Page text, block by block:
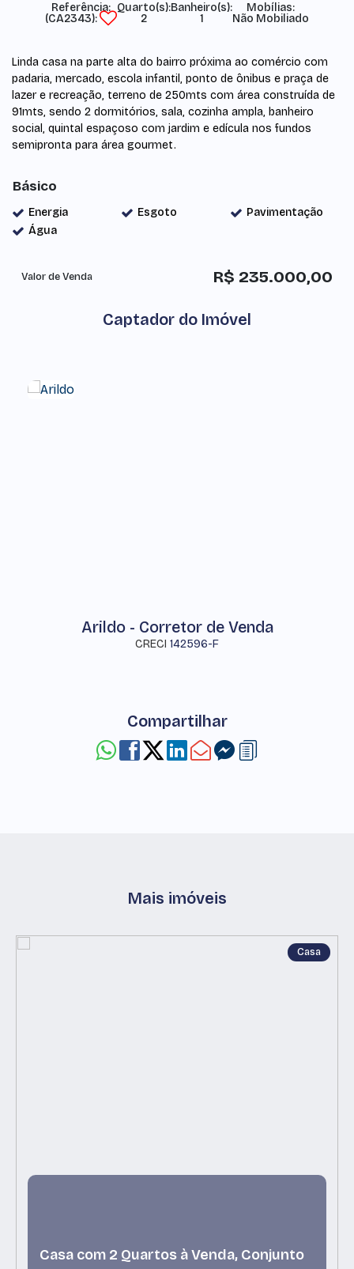
Referência:
(CA2343)
2 1
Mobílias:
Não Mobiliado
Linda casa na parte alta do bairro próxima ao comércio com
padaria, mercado, escola infantil, ponto de ônibus e praça de
lazer e recreação, terreno de 250mts com área construída de
91mts, sendo 2 dormitórios, sala, cozinha ampla, banheiro
social, quintal espaçoso com jardim e edícula nos fundos
semipronta para área gourmet.
Básico
Energia Esgoto
Pavimentação
Água
R$ 235.000,00
Valor de Venda
Captador do Imóvel
Arildo - Corretor de Venda
CRECI 142596-F
Compartilhar
Mais imóveis
Casa
Casa com 2 Quartos à Venda, Conjunto